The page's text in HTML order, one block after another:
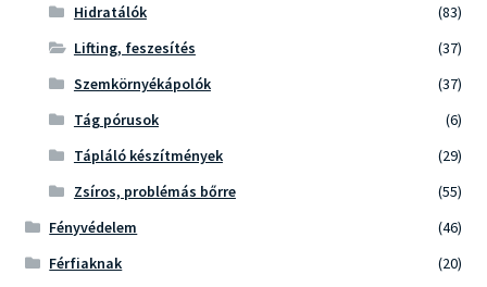
Hidratálók
(83)
Lifting, feszesítés
(37)
Szemkörnyékápolók
(37)
Tág pórusok
(6)
Tápláló készítmények
(29)
Zsíros, problémás bőrre
(55)
Fényvédelem
(46)
Férfiaknak
(20)